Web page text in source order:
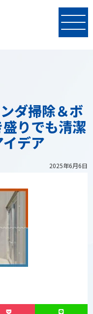
ダ掃除＆ボ
りでも清潔
デア
2025年6月6日